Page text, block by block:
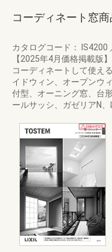
コーディネート窓
カタログコード： IS4200
【2025年4月価格掲載版
コーディネートして使え
イドウィン、オープンウ
付型、オーニング窓、台
ールサッシ、ガゼリアN